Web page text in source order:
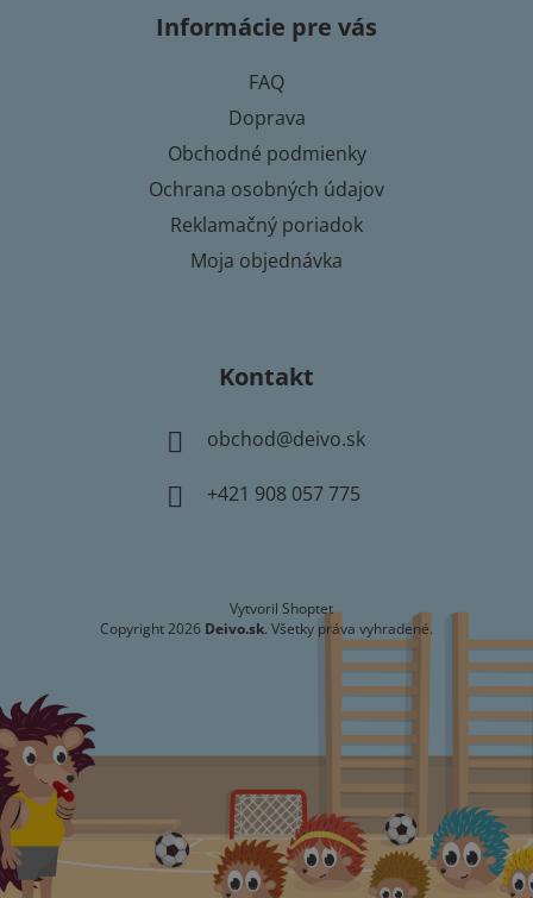
i
e
p
r
v
k
y
v
ý
p
i
Informácie pre vás
FAQ
Doprava
Obchodné podmienky
Ochrana osobných údajov
Reklamačný poriadok
Moja objednávka
Kontakt
obchod@deivo.sk
+421 908 057 775
Vytvoril Shoptet
Copyright 2026 Deivo.sk. Všetky práva vyhradené.